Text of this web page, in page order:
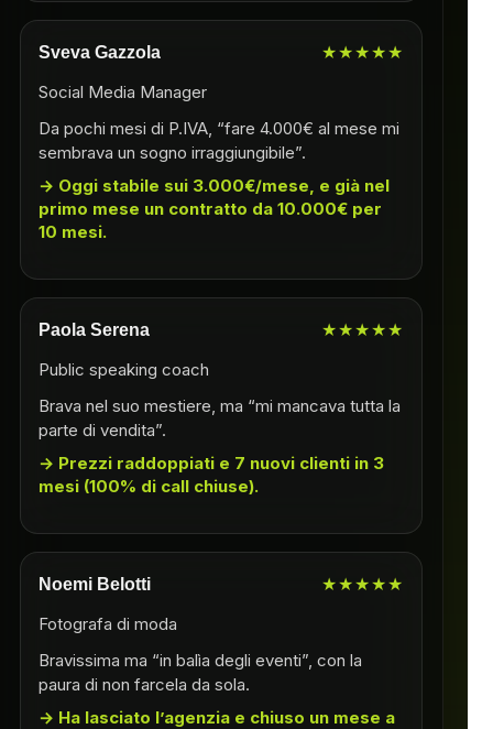
Sveva Gazzola ★★★★★
Social Media Manager
Da pochi mesi di P.IVA, “fare 4.000€ al mese mi
sembrava un sogno irraggiungibile”.
Oggi stabile sui 3.000€/mese, e già nel
primo mese un contratto da 10.000€ per
10 mesi.
Paola Serena ★★★★★
Public speaking coach
Brava nel suo mestiere, ma “mi mancava tutta la
parte di vendita”.
Prezzi raddoppiati e 7 nuovi clienti in 3
mesi (100% di call chiuse).
Noemi Belotti ★★★★★
Fotografa di moda
Bravissima ma “in balìa degli eventi”, con la
paura di non farcela da sola.
Ha lasciato l’agenzia e chiuso un mese a